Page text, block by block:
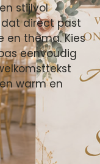
stijlvol
direct past
en thema. Kies
eenvoudig
warm en